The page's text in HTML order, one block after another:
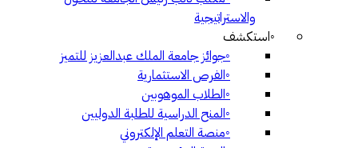
والاستراتيجية
◦استكشف
◦جوائز جامعة الملك عبدالعزيز للتميز
◦الفرص الاستثمارية
◦الطلاب الموهوبين
◦المنح الدراسية للطلبة الدوليين
◦منصة التعلم الإلكتروني